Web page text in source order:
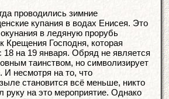
проводились зимние
купания в водах Енисея. Это
в ледяную прорубь
Крещения Господня, которая
18 на 19 января. Обряд не является
таинством, но символизирует
И несмотря на то, что
становится всё меньше, никто
руку на это мероприятие. Однако